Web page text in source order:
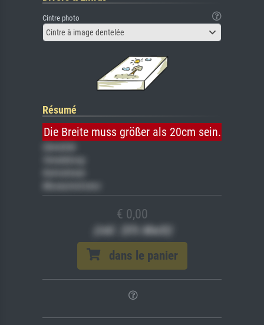
Cintre photo
Cintre à image dentelée
Résumé
Die Breite muss größer als 20cm sein.
Veredelung
Museumslizenz
€ 0,00
(inkl. 20% MwSt)
dans le panier